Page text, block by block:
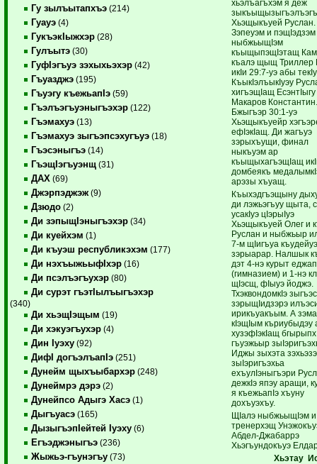
Гу зылъытапхъэ (214)
Гуауэ (4)
ГукъэкIыжхэр (28)
Гулъытэ (30)
ГуфIэгъуэ зэхыхьэхэр (42)
Гъуазджэ (195)
Гъуэгу къежьапIэ (59)
Гъэлъэгъуэныгъэхэр (122)
Гъэмахуэ (13)
Гъэмахуэ зыгъэпсэхугъуэ (18)
Гъэсэныгъэ (14)
ГъэщIэгъуэнщ (31)
ДАХ (69)
Джэрпэджэж (9)
Дзюдо (2)
Ди зэпыщIэныгъэхэр (34)
Ди куейхэм (1)
Ди къуэш республикэхэм (177)
Ди нэхъыжьыфIхэр (16)
Ди псэлъэгъухэр (80)
Ди сурэт гъэтIылъыгъэхэр
(340)
Ди хьэщIэщым (19)
Ди хэкуэгъухэр (4)
Дин Iуэху (92)
ДифI догъэлъапIэ (251)
Дунейм щыхъыбархэр (248)
Дунеймрэ дэрэ (2)
Дунейпсо Адыгэ Хасэ (1)
Дыгъуасэ (165)
ДызыгъэпIейтей Iуэху (6)
Егъэджэныгъэ (236)
Жыжьэ-гъунэгъу (73)
хьэлъагъхэм я деж
Хьэщыкъуей Руслан.
Зэпеуэм и пэщIэдзэм
ныбжьыщIэм
къыщыпэщIэтащ
къалэ щыщ Триллер
икIи 29:7-уэ абы
КъыкIэлъыкIуэу
хигъэщIащ
Макаров
Бжыгъэр 30:1-уэ
Хьэщыкъуейр
ефIэкIащ. Ди жагъуэ
зэрыхъущи, финал
ныкъуэм ар
къыщыхагъэщIащ
домбеякъ
арэзы хъуащ.
Къыхэдгъэщыну
ди лэжьэгъуу щыта,
усакIуэ цIэрыIуэ
Хьэщыкъуей Олег и
Руслан и ныбжьыр
7-м щIигъуа
зэрыарар. Налшык
дэт 4-нэ курыт
(гимназием) и 1-нэ
щIэсщ, фIыуэ йоджэ.
ТхэквондомкIэ
зэрыщIидзэрэ
ирикъуакъым. А
кIэщIым къриубыдэу
хузэфIэкIащ бгырыпх
гъуэжьыр
Иджы зыхэта
зыIэригъэхьа
ехъулIэныгъэри
дежкIэ япэу аращи,
я къежьапIэ хъуну
дохъуэхъу.
ЩIалэ ныбжьыщIэм и
тренерхэщ
Абдел-Джабаррэ
Хьэгъундокъуэ
Хьэтау